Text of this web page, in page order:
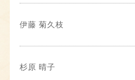
伊藤 菊久枝
杉原 晴子